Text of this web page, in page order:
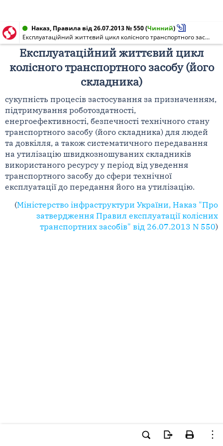
Наказ, Правила від 26.07.2013 № 550(Чинний)
Експлуатаційний життєвий цикл колісного транспортного засобу (його складника)